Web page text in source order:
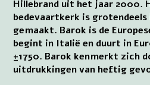
Hillebrand uit het jaar 2000.
bedevaartkerk is
gemaakt. Barok is de
begint in Italië en duurt in
±1750. Barok kenmerkt zich
uitdrukkingen van heftig